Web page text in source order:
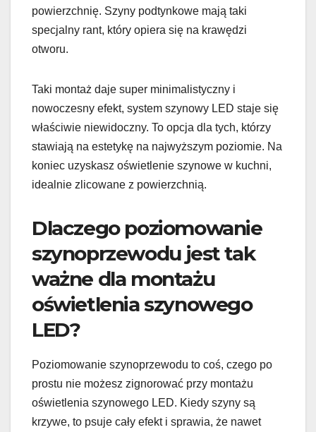
powierzchnię. Szyny podtynkowe mają taki
specjalny rant, który opiera się na krawędzi
otworu.
Taki montaż daje super minimalistyczny i
nowoczesny efekt, system szynowy LED staje się
właściwie niewidoczny. To opcja dla tych, którzy
stawiają na estetykę na najwyższym poziomie. Na
koniec uzyskasz oświetlenie szynowe w kuchni,
idealnie zlicowane z powierzchnią.
Dlaczego poziomowanie
szynoprzewodu jest tak
ważne dla montażu
oświetlenia szynowego
LED?
Poziomowanie szynoprzewodu to coś, czego po
prostu nie możesz zignorować przy montażu
oświetlenia szynowego LED. Kiedy szyny są
krzywe, to psuje cały efekt i sprawia, że nawet